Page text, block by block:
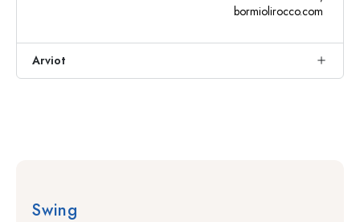
bormiolirocco.com
Arviot
Swing